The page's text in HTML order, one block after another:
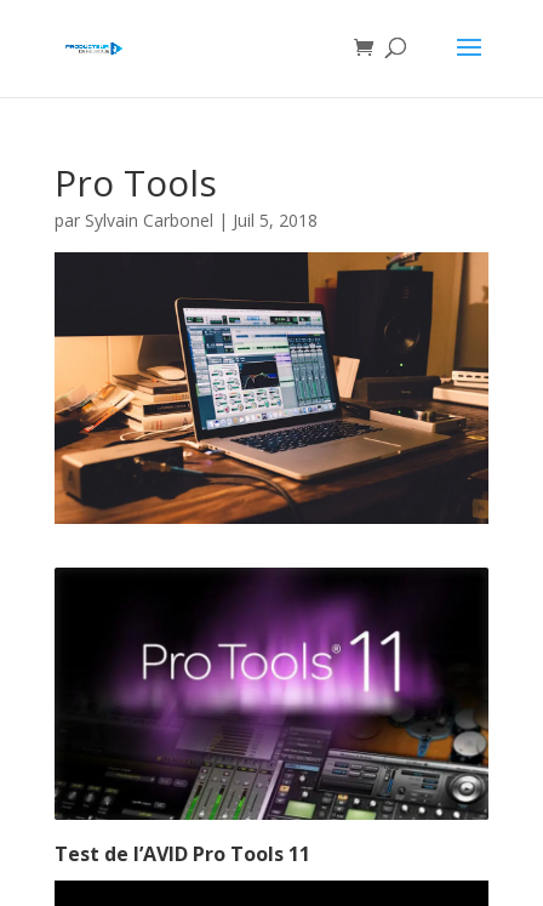
Pro Tools
par Sylvain Carbonel | Juil 5, 2018
Test de l’AVID Pro Tools 11